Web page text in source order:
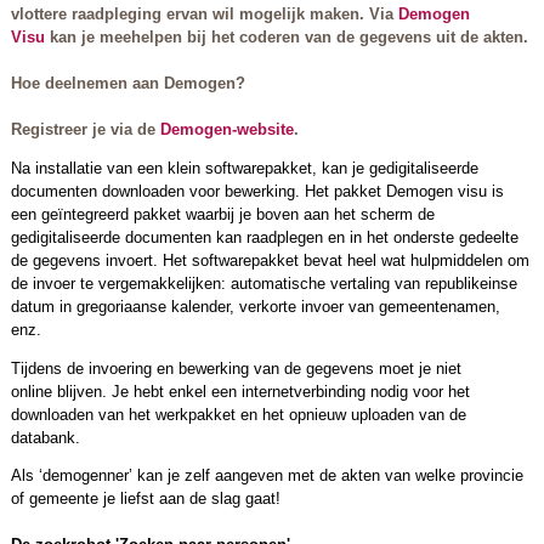
vlottere raadpleging ervan wil mogelijk maken. Via Demogen
Visu kan je meehelpen bij het coderen van de gegevens uit de akten.
Hoe deelnemen aan Demogen?
Registreer je via de Demogen-website.
Na installatie van een klein softwarepakket, kan je gedigitaliseerde
documenten downloaden voor bewerking. Het pakket Demogen visu is
een geïntegreerd pakket waarbij je boven aan het scherm de
gedigitaliseerde documenten kan raadplegen en in het onderste gedeelte
de gegevens invoert. Het softwarepakket bevat heel wat hulpmiddelen om
de invoer te vergemakkelijken: automatische vertaling van republikeinse
datum in gregoriaanse kalender, verkorte invoer van gemeentenamen,
enz.
Tijdens de invoering en bewerking van de gegevens moet je niet
online blijven. Je hebt enkel een internetverbinding nodig voor het
downloaden van het werkpakket en het opnieuw uploaden van de
databank.
Als ‘demogenner’ kan je zelf aangeven met de akten van welke provincie
of gemeente je liefst aan de slag gaat!